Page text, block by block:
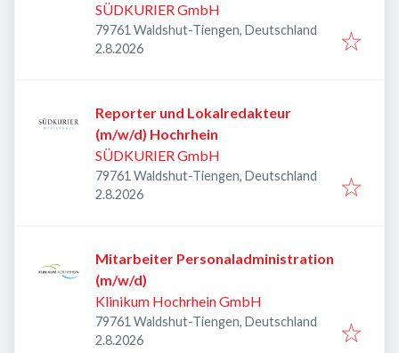
SÜDKURIER GmbH
79761 Waldshut-Tiengen, Deutschland
Veröffentlicht
2.8.2026
Reporter und Lokalredakteur
(m/w/d) Hochrhein
SÜDKURIER GmbH
79761 Waldshut-Tiengen, Deutschland
Veröffentlicht
2.8.2026
Mitarbeiter Personaladministration
(m/w/d)
Klinikum Hochrhein GmbH
79761 Waldshut-Tiengen, Deutschland
Veröffentlicht
2.8.2026